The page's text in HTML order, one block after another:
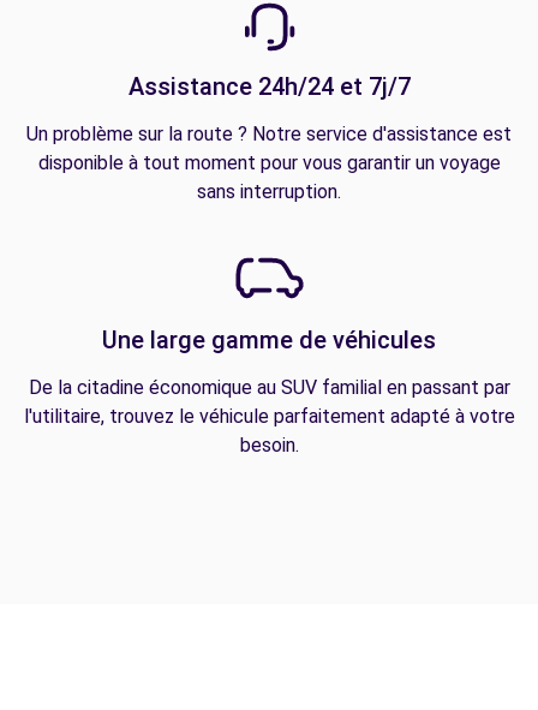
Assistance 24h/24 et 7j/7
Un problème sur la route ? Notre service d'assistance est
disponible à tout moment pour vous garantir un voyage
sans interruption.
Une large gamme de véhicules
De la citadine économique au SUV familial en passant par
l'utilitaire, trouvez le véhicule parfaitement adapté à votre
besoin.